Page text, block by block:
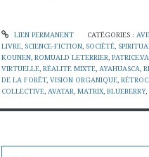
LIEN PERMANENT CATÉGORIES :
LIVRE, SCIENCE-FICTION, SOCIÉTÉ,
KOUNEN, ROMUALD LETERRIER,
VIRTUELLE, RÉALITE MIXTE, AYAHUASCA,
DE LA FORÊT, VISION ORGANIQUE,
COLLECTIVE, AVATAR, MATRIX, BLUEBERRY,